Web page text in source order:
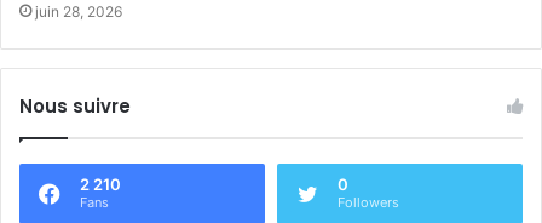
juin 28, 2026
Nous suivre
2 210
Fans
0
Followers